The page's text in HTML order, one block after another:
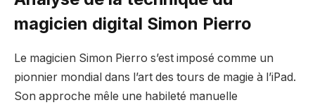
magicien digital Simon Pierro
Le magicien Simon Pierro s’est imposé comme un
pionnier mondial dans l’art des tours de magie à l’iPad.
Son approche mêle une habileté manuelle